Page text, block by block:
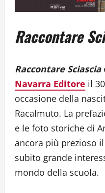
Raccontare
Raccontare Sciascia
Navarra Editore il
occasione della
Racalmuto. La
e le foto storiche di
ancora più prezioso
subito grande
mondo della scuola.